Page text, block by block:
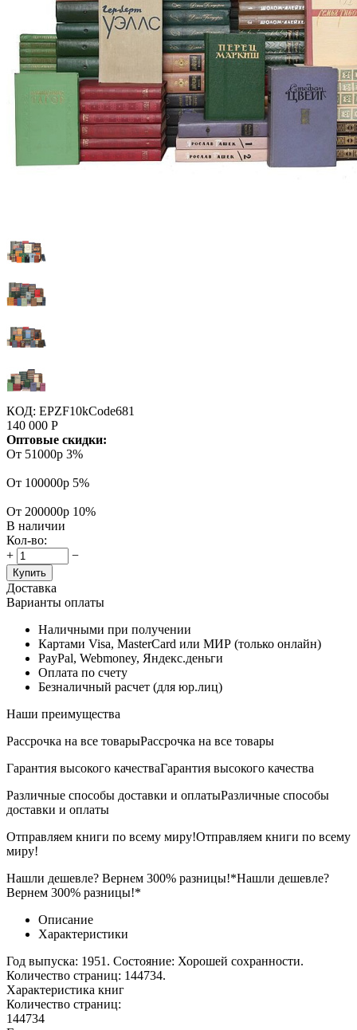
КОД: EPZF10kCode681
140 000 Р
Оптовые скидки:
От 51000р 3%
От 100000р 5%
От 200000р 10%
В наличии
Кол-во:
+
−
Купить
Доставка
Варианты оплаты
Наличными при получении
Картами Visa, MasterCard или МИР (только онлайн)
PayPal, Webmoney, Яндекс.деньги
Оплата по счету
Безналичный расчет (для юр.лиц)
Наши преимущества
Рассрочка на все товарыРассрочка на все товары
Гарантия высокого качестваГарантия высокого качества
Различные способы доставки и оплатыРазличные способы
доставки и оплаты
Отправляем книги по всему миру!Отправляем книги по всему
миру!
Нашли дешевле? Вернем 300% разницы!*Нашли дешевле?
Вернем 300% разницы!*
Описание
Характеристики
Год выпуска: 1951. Состояние: Хорошей сохранности.
Количество страниц: 144734.
Характеристика книг
Количество страниц:
144734